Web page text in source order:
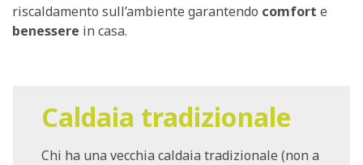
riscaldamento sull’ambiente garantendo comfort e
benessere in casa.
Caldaia tradizionale
Chi ha una vecchia caldaia tradizionale (non a